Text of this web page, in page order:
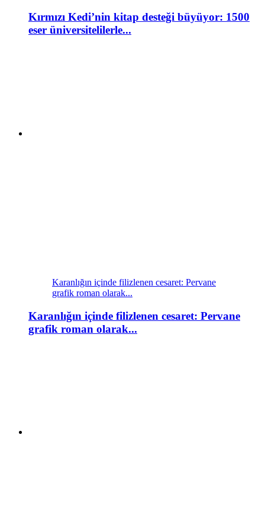
Kırmızı Kedi’nin kitap desteği büyüyor: 1500
eser üniversitelilerle...
Karanlığın içinde filizlenen cesaret: Pervane
grafik roman olarak...
Karanlığın içinde filizlenen cesaret: Pervane
grafik roman olarak...